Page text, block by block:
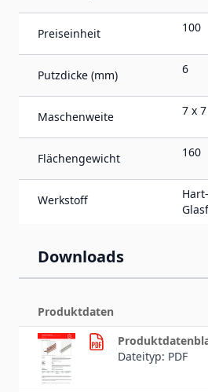
Preiseinheit 100
Putzdicke (mm) 6
Maschenweite 7 x 7
Flächengewicht 160
Werkstoff
Downloads
Produktdaten
Dateityp: PDF